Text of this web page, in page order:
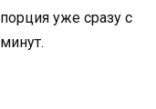
уже сразу с